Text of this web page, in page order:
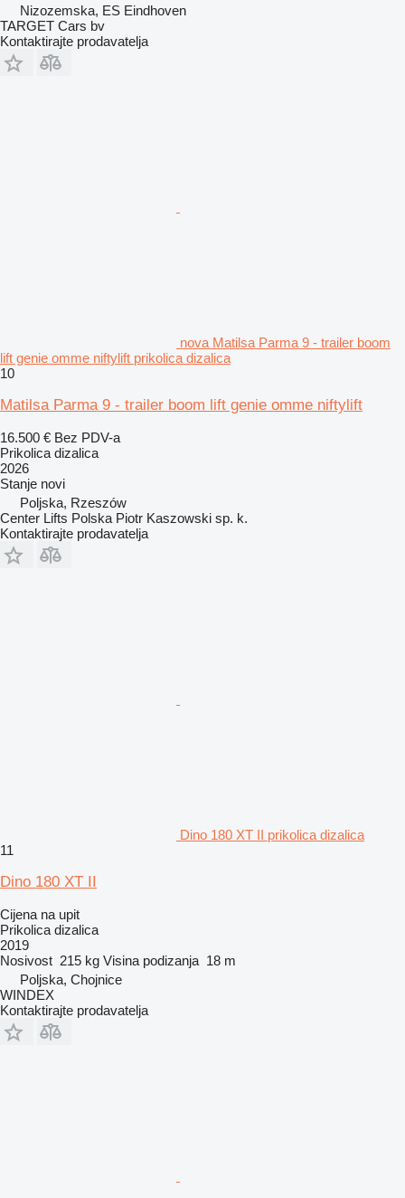
Nizozemska, ES Eindhoven
TARGET Cars bv
Kontaktirajte prodavatelja
nova Matilsa Parma 9 - trailer boom
lift genie omme niftylift prikolica dizalica
10
Matilsa Parma 9 - trailer boom lift genie omme niftylift
16.500 € Bez PDV-a
Prikolica dizalica
2026
Stanje novi
Poljska, Rzeszów
Center Lifts Polska Piotr Kaszowski sp. k.
Kontaktirajte prodavatelja
Dino 180 XT II prikolica dizalica
11
Dino 180 XT II
Cijena na upit
Prikolica dizalica
2019
Nosivost 215 kg Visina podizanja 18 m
Poljska, Chojnice
WINDEX
Kontaktirajte prodavatelja